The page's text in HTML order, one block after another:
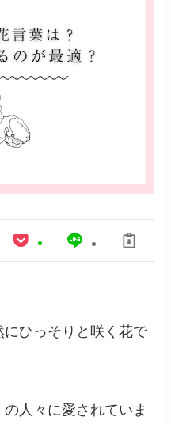
ひっそりと咲く花で
人々に愛されていま